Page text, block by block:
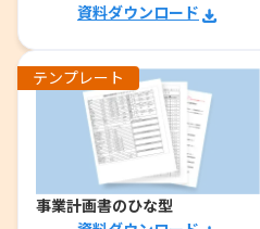
資料ダウンロード
テンプレート
事業計画書のひな型